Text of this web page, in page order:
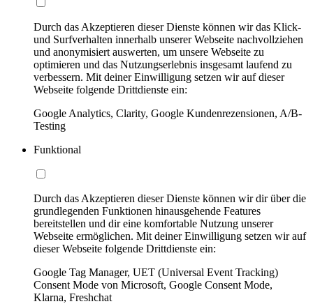
Durch das Akzeptieren dieser Dienste können wir das Klick-
und Surfverhalten innerhalb unserer Webseite nachvollziehen
und anonymisiert auswerten, um unsere Webseite zu
optimieren und das Nutzungserlebnis insgesamt laufend zu
verbessern. Mit deiner Einwilligung setzen wir auf dieser
Webseite folgende Drittdienste ein:
Google Analytics, Clarity, Google Kundenrezensionen, A/B-
Testing
Funktional
Durch das Akzeptieren dieser Dienste können wir dir über die
grundlegenden Funktionen hinausgehende Features
bereitstellen und dir eine komfortable Nutzung unserer
Webseite ermöglichen. Mit deiner Einwilligung setzen wir auf
dieser Webseite folgende Drittdienste ein:
Google Tag Manager, UET (Universal Event Tracking)
Consent Mode von Microsoft, Google Consent Mode,
Klarna, Freshchat